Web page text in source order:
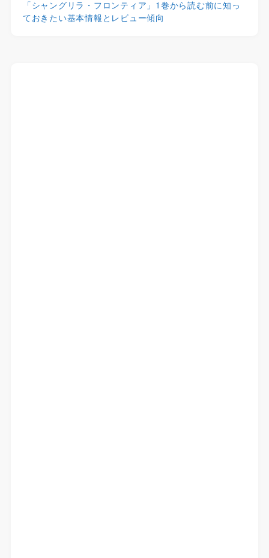
「シャングリラ・フロンティア」1巻から読む前に知っ
ておきたい基本情報とレビュー傾向